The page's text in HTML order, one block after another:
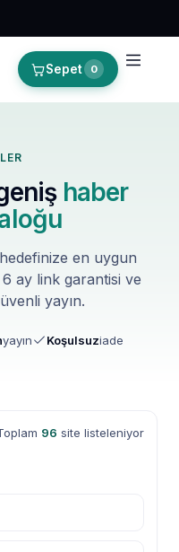
Sepet 0
haber
en uygun
ay link garantisi ve
yayın.
yayın Koşulsuziade
96 site listeleniyor